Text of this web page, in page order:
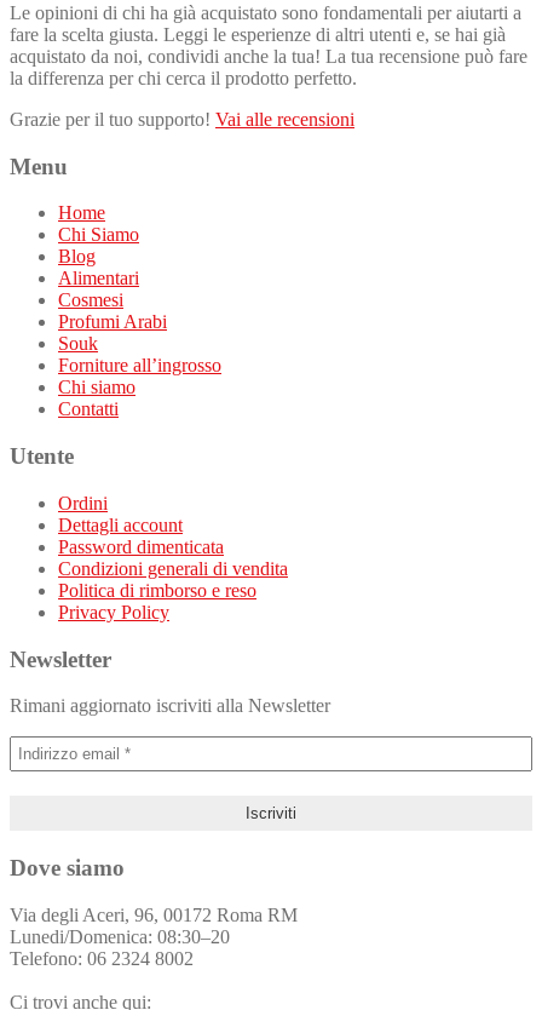
Le opinioni di chi ha già acquistato sono fondamentali per aiutarti a
fare la scelta giusta. Leggi le esperienze di altri utenti e, se hai già
acquistato da noi, condividi anche la tua! La tua recensione può fare
la differenza per chi cerca il prodotto perfetto.
Grazie per il tuo supporto! Vai alle recensioni
Menu
Home
Chi Siamo
Blog
Alimentari
Cosmesi
Profumi Arabi
Souk
Forniture all’ingrosso
Chi siamo
Contatti
Utente
Ordini
Dettagli account
Password dimenticata
Condizioni generali di vendita
Politica di rimborso e reso
Privacy Policy
Newsletter
Rimani aggiornato iscriviti alla Newsletter
Dove siamo
Via degli Aceri, 96, 00172 Roma RM
Lunedi/Domenica: 08:30–20
Telefono: 06 2324 8002
Ci trovi anche qui: